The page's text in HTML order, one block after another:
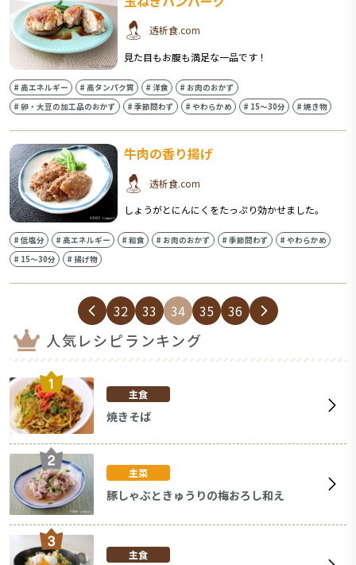
透析食.com
見た目もお腹も満足な一品です！
#高エネルギー #高タンパク質 #洋食 # お肉のおかず
#卵・大豆の加工品のおかず #季節問わず #やわらかめ # 15〜30分 #焼き物
牛肉の香り揚げ
透析食.com
しょうがとにんにくをたっぷり効かせました。
#低塩分 #高エネルギー #和食 # お肉のおかず #季節問わず #やわらかめ
# 15〜30分 #揚げ物
32 33 34 35 36
人気レシピランキング
主食
焼きそば
主菜
豚しゃぶときゅうりの梅おろし和え
主食